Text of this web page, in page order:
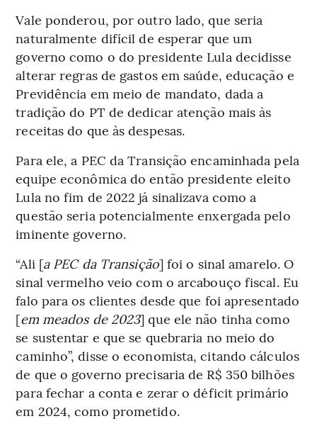
Vale ponderou, por outro lado, que seria
naturalmente difícil de esperar que um
governo como o do presidente Lula decidisse
alterar regras de gastos em saúde, educação e
Previdência em meio de mandato, dada a
tradição do PT de dedicar atenção mais às
receitas do que às despesas.
Para ele, a PEC da Transição encaminhada pela
equipe econômica do então presidente eleito
Lula no fim de 2022 já sinalizava como a
questão seria potencialmente enxergada pelo
iminente governo.
“Ali [a PEC da Transição] foi o sinal amarelo. O
sinal vermelho veio com o arcabouço fiscal. Eu
falo para os clientes desde que foi apresentado
[em meados de 2023] que ele não tinha como
se sustentar e que se quebraria no meio do
caminho”, disse o economista, citando cálculos
de que o governo precisaria de R$ 350 bilhões
para fechar a conta e zerar o déficit primário
em 2024, como prometido.